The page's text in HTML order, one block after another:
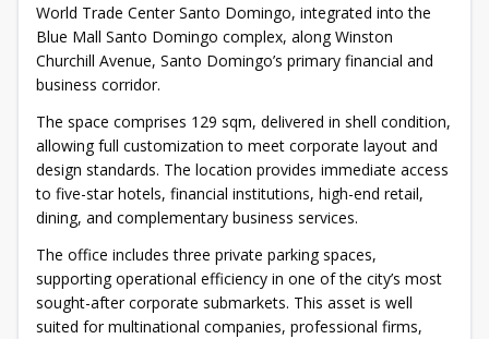
World Trade Center Santo Domingo, integrated into the
Blue Mall Santo Domingo complex, along Winston
Churchill Avenue, Santo Domingo’s primary financial and
business corridor.
The space comprises 129 sqm, delivered in shell condition,
allowing full customization to meet corporate layout and
design standards. The location provides immediate access
to five-star hotels, financial institutions, high-end retail,
dining, and complementary business services.
The office includes three private parking spaces,
supporting operational efficiency in one of the city’s most
sought-after corporate submarkets. This asset is well
suited for multinational companies, professional firms,